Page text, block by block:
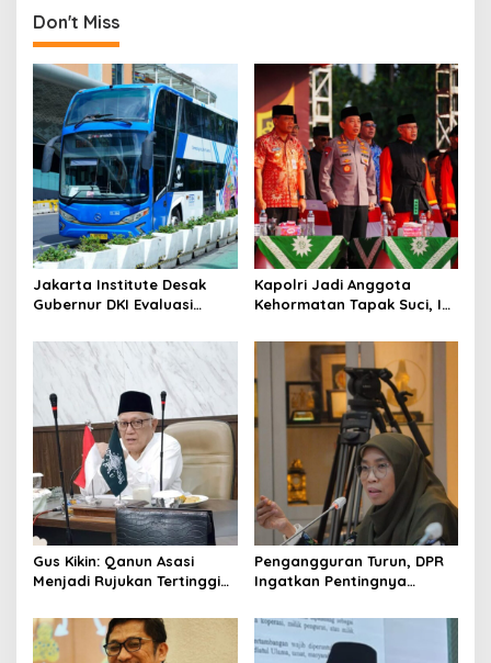
n
a
v
i
g
a
t
i
o
n
Don't Miss
Jakarta Institute Desak
Gubernur DKI Evaluasi
Penumpang Diturunkan
Kapolri Jadi Anggota
Kehormatan Tapak Suci, Ini
Gus Kikin: Qanun Asasi
Menjadi Rujukan Tertinggi
Pengangguran Turun, DPR
Ingatkan Pentingnya
yang Layak